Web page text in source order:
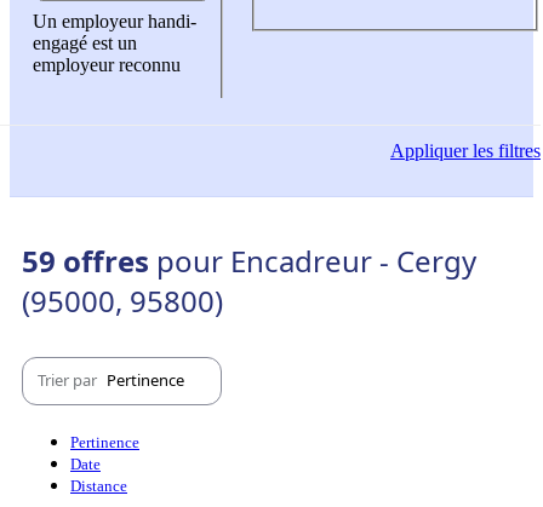
Un employeur handi-
engagé est un
employeur reconnu
Appliquerles filtres
59 offres pour Encadreur - Cergy
(95000, 95800)
Trier par Pertinence
Pertinence
Date
Distance